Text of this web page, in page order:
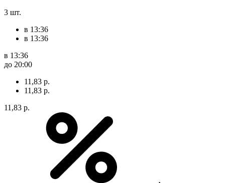
3 шт.
в 13:36
в 13:36
в 13:36
до 20:00
11,83 р.
11,83 р.
11,83 р.